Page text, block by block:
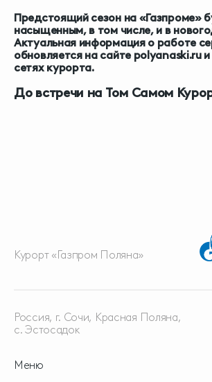
Предстоящий сезон на «Газпроме»
насыщенным, в том числе, и в
Актуальная информация о работе
обновляется на сайте polyanaski.ru
сетях курорта.
До встречи на Том Самом
Курорт «Газпром Поляна»
Меню
Россия, г. Сочи, Красная Поляна,
с. Эстосадок